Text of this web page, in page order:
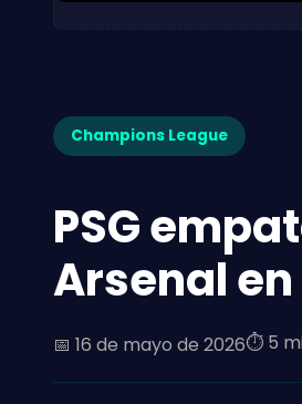
Champions League
PSG
Arsenal
📅 16 de mayo de 2026⏱️ 5